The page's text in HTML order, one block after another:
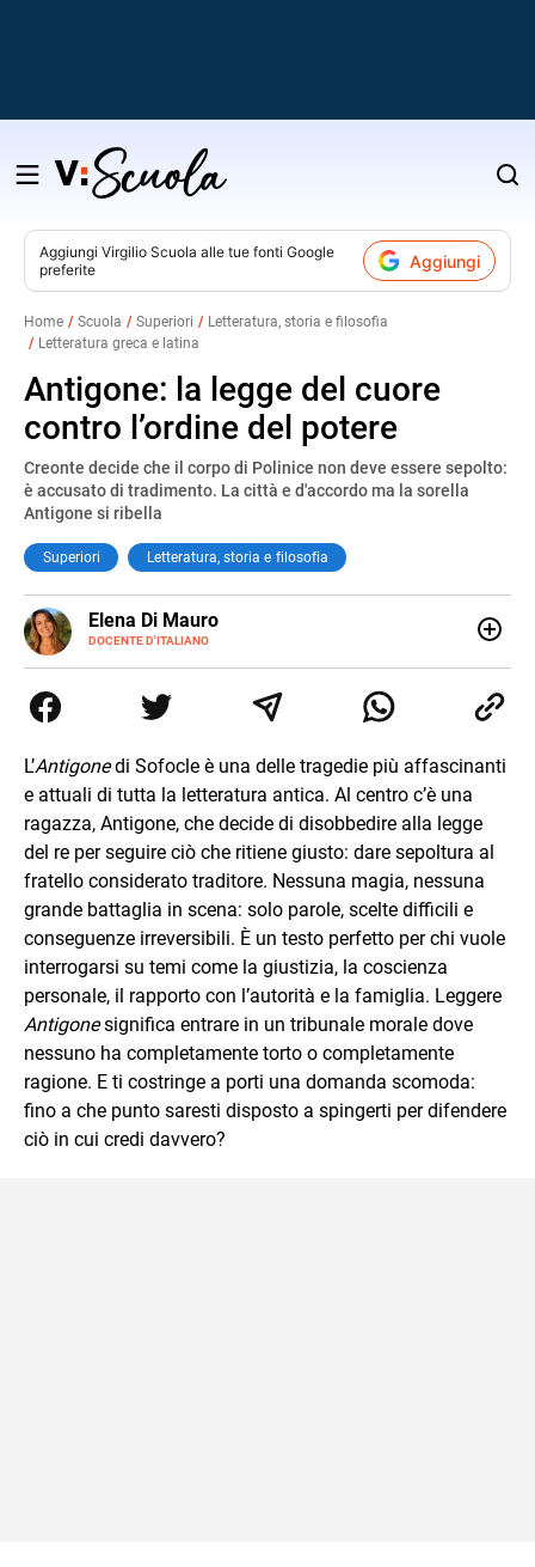
Salta
contenuto
Aggiungi Virgilio Scuola alle tue fonti Google
preferite
Aggiungi
Home Scuola Superiori
Letteratura, storia e filosofia
Letteratura greca e latina
Antigone: la legge del cuore
contro l’ordine del potere
Creonte decide che il corpo di Polinice non deve essere sepolto:
è accusato di tradimento. La città e d'accordo ma la sorella
Antigone si ribella
Superiori Letteratura, storia e filosofia
Elena Di Mauro
DOCENTE D'ITALIANO
E-
MAIL
Australia e Asia, maturando inglese, spagnolo e il
desiderio di insegnare. Oggi sono docente di ruolo
cambiamento.
L’Antigonedi Sofocle è una delle tragedie più affascinanti
e attuali di tutta la letteratura antica. Al centro c’è una
ragazza, Antigone, che decide di disobbedire alla legge
del re per seguire ciò che ritiene giusto: dare sepoltura al
fratello considerato traditore. Nessuna magia, nessuna
grande battaglia in scena: solo parole, scelte difficili e
conseguenze irreversibili. È un testo perfetto per chi vuole
interrogarsi su temi come la giustizia, la coscienza
personale, il rapporto con l’autorità e la famiglia. Leggere
Antigonesignifica entrare in un tribunale morale dove
nessuno ha completamente torto o completamente
ragione. E ti costringe a porti una domanda scomoda:
fino a che punto saresti disposto a spingerti per difendere
ciò in cui credi davvero?